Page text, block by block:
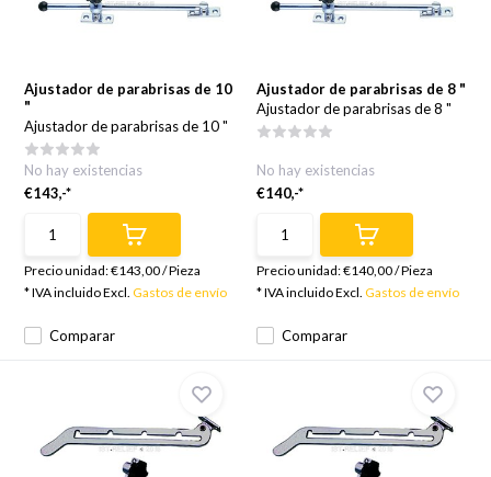
Ajustador de parabrisas de 10
"
Ajustador de parabrisas de 10 "
Comparar
No hay existencias
€143,-*
Precio unidad:€143,00/Pieza
* IVA incluido Excl.Gastos de envío
Ajustador de parabrisas de 8 "
Ajustador de parabrisas de 8 "
Comparar
No hay existencias
€140,-*
Precio unidad:€140,00/Pieza
* IVA incluido Excl. Gastos de envío